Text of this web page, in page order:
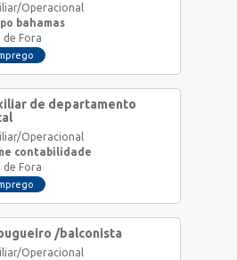
Operacional
bahamas
de Fora
de departamento
Operacional
contabilidade
de Fora
/balconista
Operacional